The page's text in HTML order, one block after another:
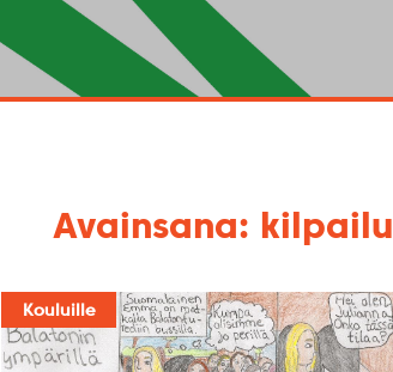
Avainsana: kilpailu
Kouluille